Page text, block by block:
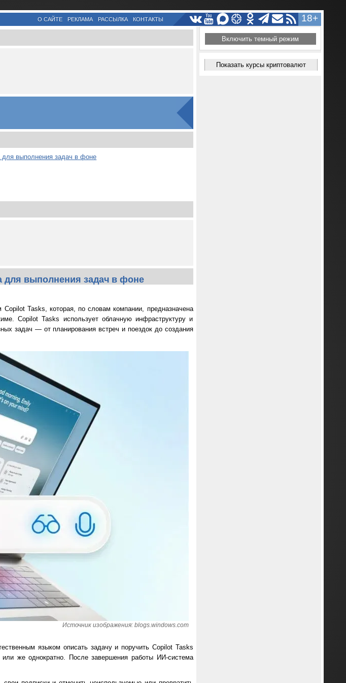
18+
О САЙТЕ РЕКЛАМА РАССЫЛКА КОНТАКТЫ
выполнения задач в фоне
для выполнения задач в фоне
Tasks, которая, по словам компании, предназначена
Copilot Tasks использует облачную инфраструктуру и
задач — от планирования встреч и поездок до создания
Источник изображения: blogs.windows.com
языком описать задачу и поручить Copilot Tasks
же однократно. После завершения работы ИИ-система
Включить темный режим
Показать курсы криптовалют